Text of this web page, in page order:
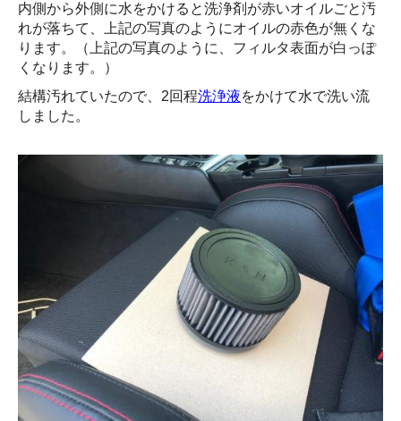
内側から外側に水をかけると洗浄剤が赤いオイルごと汚
れが落ちて、上記の写真のようにオイルの赤色が無くな
ります。（上記の写真のように、フィルタ表面が白っぽ
くなります。）
結構汚れていたので、2回程洗浄液をかけて水で洗い流
しました。